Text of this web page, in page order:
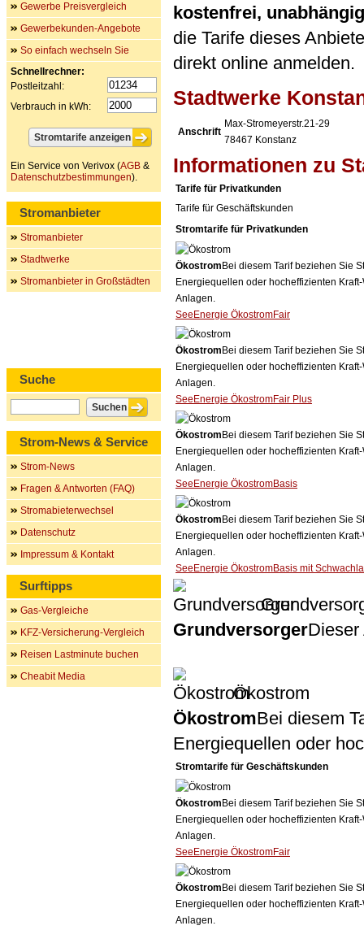
kostenfrei,
die Tarife dieses
direkt online anmelden.
Stadtwerke
Anschrift
Max-Stromeyerstr.21-29
78467 Konstanz
Informationen zu
Tarife für Privatkunden
Tarife für Geschäftskunden
Stromtarife für Privatkunden
Ökostrom Bei diesem Tarif beziehen Sie
Energiequellen oder hocheffizienten
Anlagen.
SeeEnergie ÖkostromFair
Ökostrom Bei diesem Tarif beziehen Sie
Energiequellen oder hocheffizienten
Anlagen.
SeeEnergie ÖkostromFair Plus
Ökostrom Bei diesem Tarif beziehen Sie
Energiequellen oder hocheffizienten
Anlagen.
SeeEnergie ÖkostromBasis
Ökostrom Bei diesem Tarif beziehen Sie
Energiequellen oder hocheffizienten
Anlagen.
SeeEnergie ÖkostromBasis mit
GrundversorgerDieser
Ökostrom
ÖkostromBei diesem
Energiequellen oder
Stromtarife für Geschäftskunden
Ökostrom Bei diesem Tarif beziehen Sie
Energiequellen oder hocheffizienten
Anlagen.
SeeEnergie ÖkostromFair
Ökostrom Bei diesem Tarif beziehen Sie
Energiequellen oder hocheffizienten
Anlagen.
Gewerbe Preisvergleich
Gewerbekunden-Angebote
So einfach wechseln Sie
Schnellrechner:
Postleitzahl:
Verbrauch in kWh:
Ein Service von Verivox (AGB &
Datenschutzbestimmungen).
Stromanbieter
Stromanbieter
Stadtwerke
Stromanbieter in Großstädten
Suche
Strom-News & Service
Strom-News
Fragen & Antworten (FAQ)
Stromabieterwechsel
Datenschutz
Impressum & Kontakt
Surftipps
Gas-Vergleiche
KFZ-Versicherung-Vergleich
Reisen Lastminute buchen
Cheabit Media